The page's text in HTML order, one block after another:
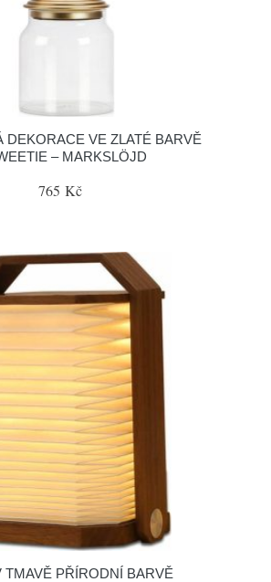
DEKORACE VE ZLATÉ BARVĚ
– MARKSLÖJD
765 Kč
TMAVĚ PŘÍRODNÍ BARVĚ